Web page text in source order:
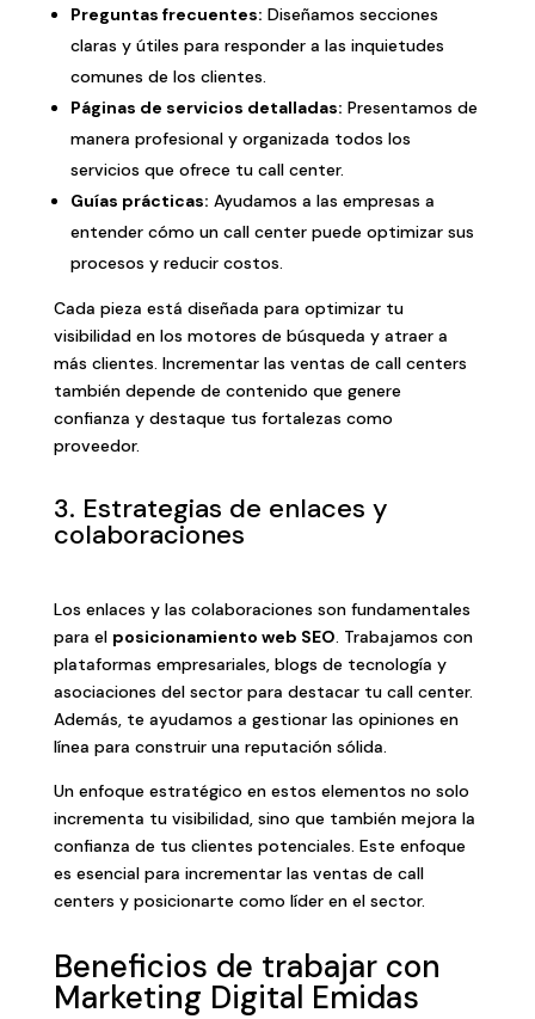
Preguntas frecuentes: Diseñamos secciones
claras y útiles para responder a las inquietudes
comunes de los clientes.
Páginas de servicios detalladas: Presentamos de
manera profesional y organizada todos los
servicios que ofrece tu call center.
Guías prácticas: Ayudamos a las empresas a
entender cómo un call center puede optimizar sus
procesos y reducir costos.
Cada pieza está diseñada para optimizar tu
visibilidad en los motores de búsqueda y atraer a
más clientes. Incrementar las ventas de call centers
también depende de contenido que genere
confianza y destaque tus fortalezas como
proveedor.
3. Estrategias de enlaces y
colaboraciones
Los enlaces y las colaboraciones son fundamentales
para el posicionamiento web SEO. Trabajamos con
plataformas empresariales, blogs de tecnología y
asociaciones del sector para destacar tu call center.
Además, te ayudamos a gestionar las opiniones en
línea para construir una reputación sólida.
Un enfoque estratégico en estos elementos no solo
incrementa tu visibilidad, sino que también mejora la
confianza de tus clientes potenciales. Este enfoque
es esencial para incrementar las ventas de call
centers y posicionarte como líder en el sector.
Beneficios de trabajar con
Marketing Digital Emidas